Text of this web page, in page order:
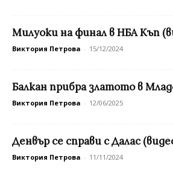
Милуоки на финал в НБА Къп
Виктория Петрова - 15/12/2024
Балкан прибра златото в
Виктория Петрова - 12/06/2025
Денвър се справи с Далас
Виктория Петрова - 11/11/2024